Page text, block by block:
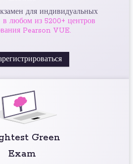
для индивидуальных
в любом из 5200+ центров
Pearson VUE.
Green
Exam